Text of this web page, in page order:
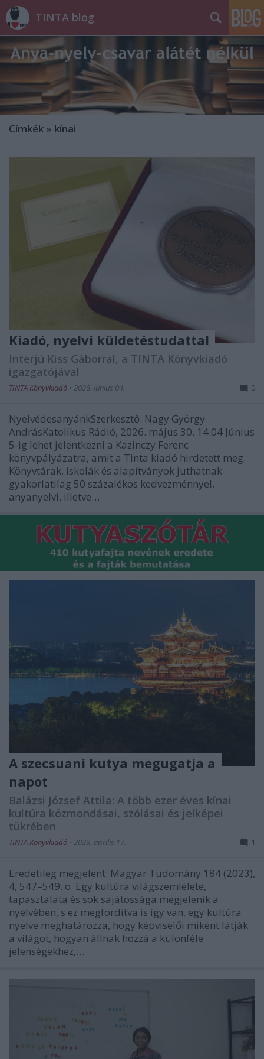
TINTA blog
Címkék » kínai
Kiadó, nyelvi küldetéstudattal
Interjú Kiss Gáborral, a TINTA Könyvkiadó
igazgatójával
TINTA Könyvkiadó • 2026. június 04. 0
NyelvédesanyánkSzerkesztő: Nagy György
AndrásKatolikus Rádió, 2026. május 30. 14:04 Június
5-ig lehet jelentkezni a Kazinczy Ferenc
könyvpályázatra, amit a Tinta kiadó hirdetett meg.
Könyvtárak, iskolák és alapítványok juthatnak
gyakorlatilag 50 százalékos kedvezménnyel,
anyanyelvi, illetve…
A szecsuani kutya megugatja a
napot
Balázsi József Attila: A több ezer éves kínai
kultúra közmondásai, szólásai és jelképei
tükrében
TINTA Könyvkiadó • 2023. április 17. 1
Eredetileg megjelent: Magyar Tudomány 184 (2023),
4, 547–549. o. Egy kultúra világszemlélete,
tapasztalata és sok sajátossága megjelenik a
nyelvében, s ez megfordítva is így van, egy kultúra
nyelve meghatározza, hogy képviselői miként látják
a világot, hogyan állnak hozzá a különféle
jelenségekhez,…